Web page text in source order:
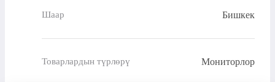
Шаар Бишкек
Товарлардын түрлөрү Мониторлор